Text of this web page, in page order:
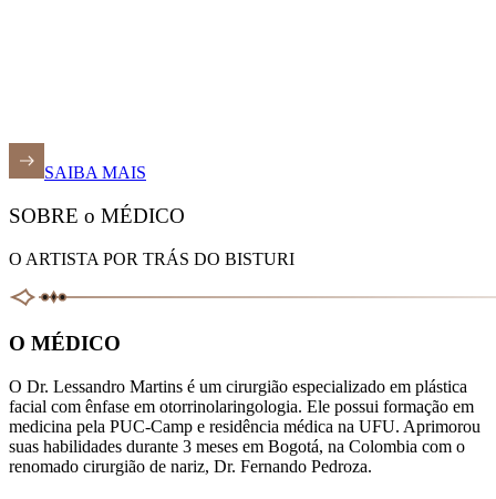
SAIBA MAIS
SOBRE o MÉDICO
O ARTISTA POR TRÁS DO BISTURI
O MÉDICO
O Dr. Lessandro Martins é um cirurgião especializado em plástica
facial com ênfase em otorrinolaringologia. Ele possui formação em
medicina pela PUC-Camp e residência médica na UFU. Aprimorou
suas habilidades durante 3 meses em Bogotá, na Colombia com o
renomado cirurgião de nariz, Dr. Fernando Pedroza.